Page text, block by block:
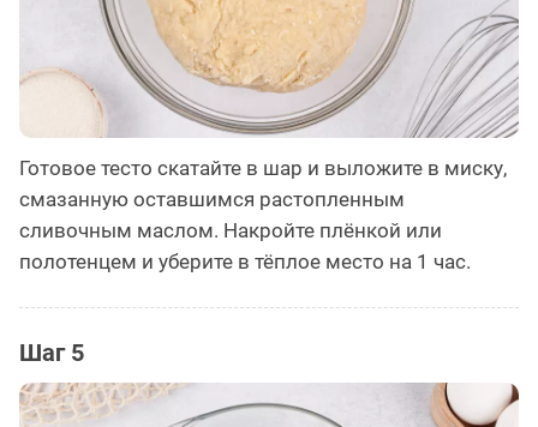
Готовое тесто скатайте в шар и выложите в миску,
смазанную оставшимся растопленным
сливочным маслом. Накройте плёнкой или
полотенцем и уберите в тёплое место на 1 час.
Шаг 5